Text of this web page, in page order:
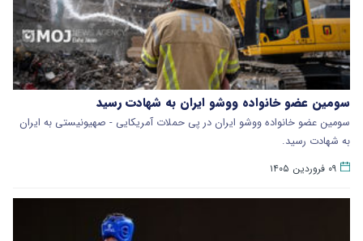
سومین عضو خانواده ووشو ایران به شهادت رسید
سومین عضو خانواده ووشو ایران در پی حملات آمریکایی - صهیونیستی به ایران
به شهادت رسید.
۰۹ فروردین ۱۴۰۵